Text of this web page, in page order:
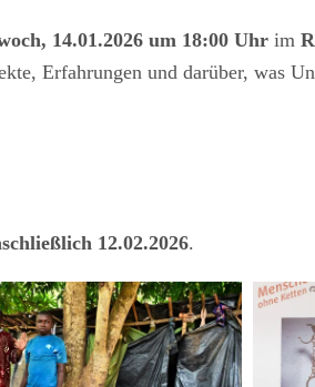
14.01.2026 um 18:00 Uhr im
Erfahrungen und darüber, was
12.02.2026.